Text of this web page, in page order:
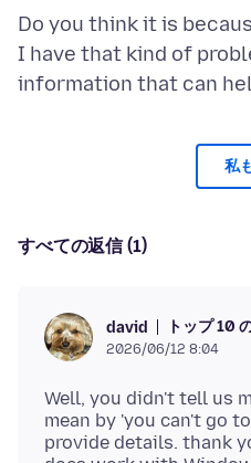
Do you think it is
I have that kind of
私
すべての返信 (1)
david トップ 10
2026/06/12 8:04
Well, you didn't tell us
mean by 'you can't go
provide details. thank